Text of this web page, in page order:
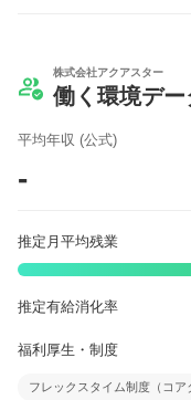
株式会社アクアスター
働く環境デー
平均年収 (公式)
-
推定月平均残業
推定有給消化率
福利厚生・制度
フレックスタイム制度（コア